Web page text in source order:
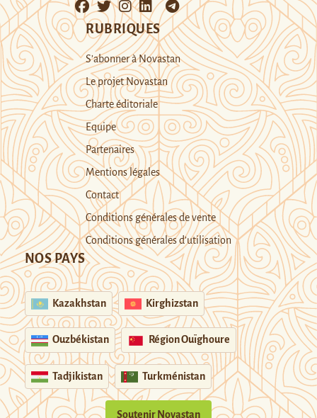
RUBRIQUES
S’abonner à Novastan
Le projet Novastan
Charte éditoriale
Equipe
Partenaires
Mentions légales
Contact
Conditions générales de vente
Conditions générales d’utilisation
NOS PAYS
Kazakhstan Kirghizstan
Ouzbékistan Région Ouïghoure
Tadjikistan Turkménistan
Soutenir Novastan